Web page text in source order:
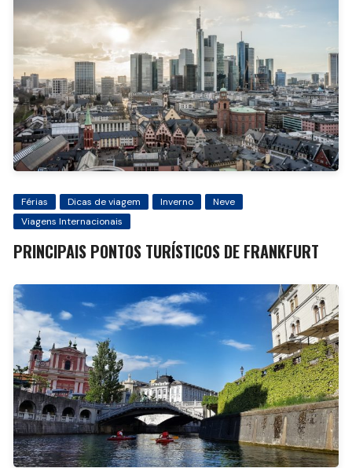
Férias Dicas de viagem Inverno
Neve
Viagens Internacionais
PRINCIPAIS PONTOS TURÍSTICOS DE FRANKFURT